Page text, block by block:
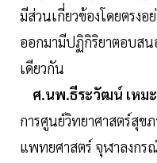
มีส่วนเกี่ยวข้องโดยตรง
ออกมามีปฏิกิริยาตอบสน
เดียวกัน
ศ.นพ.ธีระวัฒน์ เหม
การศูนย์วิทยาศาสตร์สุข
แพทยศาสตร์ จุฬาลงกร